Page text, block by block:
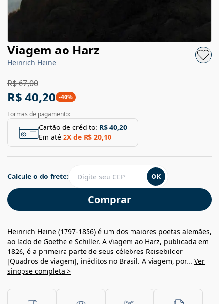
Viagem ao Harz
Heinrich Heine
R$ 67,00
R$ 40,20 -40%
Formas de pagamento:
Cartão de crédito: R$ 40,20
Em até 2X de R$ 20,10
Comprar
Calcule o do frete: OK
Heinrich Heine (1797-1856) é um dos maiores poetas alemães,
ao lado de Goethe e Schiller. A Viagem ao Harz, publicada em
1826, é a primeira parte de seus célebres Reisebilder
[Quadros de viagem], inéditos no Brasil. A viagem, por... Ver
sinopse completa >